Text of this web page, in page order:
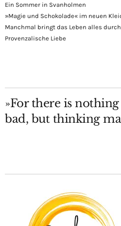
Ein Sommer in Svanholmen
»Magie und Schokolade« im neuen
Manchmal bringt das Leben alles
Provenzalische Liebe
»For there is
bad, but thinking